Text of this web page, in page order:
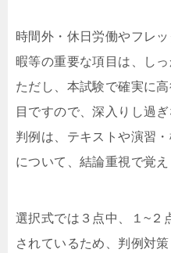
時間外・休日労働やフレ
暇等の重要な項目は、し
ただし、本試験で確実に
目ですので、深入りし過
判例は、テキストや演習
について、結論重視で覚え
選択式では３点中、１~２
されているため、判例対策